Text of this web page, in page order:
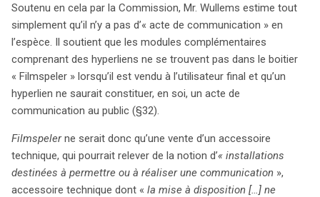
Soutenu en cela par la Commission, Mr. Wullems estime tout
simplement qu’il n’y a pas d’« acte de communication » en
l’espèce. Il soutient que les modules complémentaires
comprenant des hyperliens ne se trouvent pas dans le boitier
« Filmspeler » lorsqu’il est vendu à l’utilisateur final et qu’un
hyperlien ne saurait constituer, en soi, un acte de
communication au public (§32).
Filmspelerne serait donc qu’une vente d’un accessoire
technique, qui pourrait relever de la notion d’« installations
destinées à permettre ou à réaliser une communication »,
accessoire technique dont « la mise à disposition […] ne